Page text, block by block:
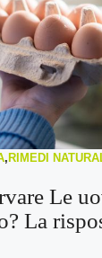
,RIMEDI
Le
La